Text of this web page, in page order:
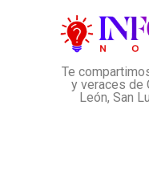
Te
y veraces de
León, San